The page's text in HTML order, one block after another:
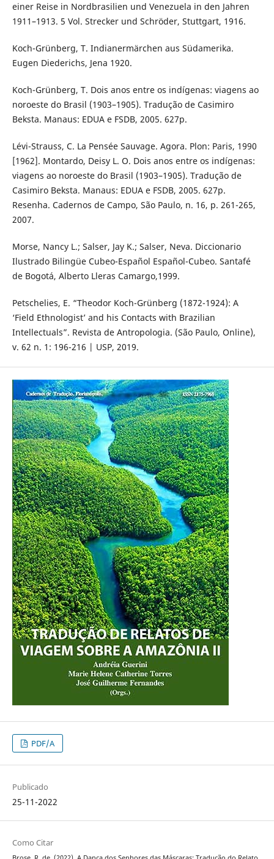
einer Reise in Nordbrasilien und Venezuela in den Jahren
1911–1913. 5 Vol. Strecker und Schröder, Stuttgart, 1916.
Koch-Grünberg, T. Indianermärchen aus Südamerika.
Eugen Diederichs, Jena 1920.
Koch-Grünberg, T. Dois anos entre os indígenas: viagens ao
noroeste do Brasil (1903–1905). Tradução de Casimiro
Beksta. Manaus: EDUA e FSDB, 2005. 627p.
Lévi-Strauss, C. La Pensée Sauvage. Agora. Plon: Paris, 1990
[1962]. Montardo, Deisy L. O. Dois anos entre os indígenas:
viagens ao noroeste do Brasil (1903–1905). Tradução de
Casimiro Beksta. Manaus: EDUA e FSDB, 2005. 627p.
Resenha. Cadernos de Campo, São Paulo, n. 16, p. 261-265,
2007.
Morse, Nancy L.; Salser, Jay K.; Salser, Neva. Diccionario
Ilustrado Bilingüe Cubeo-Español Español-Cubeo. Santafé
de Bogotá, Alberto Lleras Camargo,1999.
Petschelies, E. “Theodor Koch-Grünberg (1872-1924): A
‘Field Ethnologist’ and his Contacts with Brazilian
Intellectuals”. Revista de Antropologia. (São Paulo, Online),
v. 62 n. 1: 196-216 | USP, 2019.
PDF/A
Publicado
25-11-2022
Como Citar